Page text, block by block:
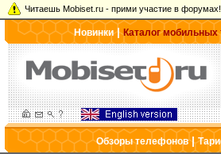
Читаешь Mobiset.ru - прими участие в форумах!
Новинки|Каталог
Обзоры телефонов|